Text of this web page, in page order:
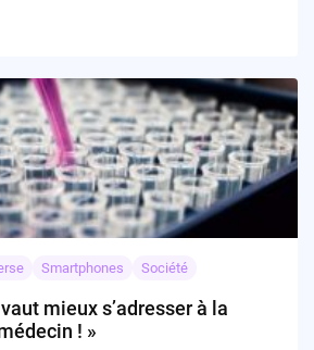
Smartphones Société
mieux s’adresser à la
! »